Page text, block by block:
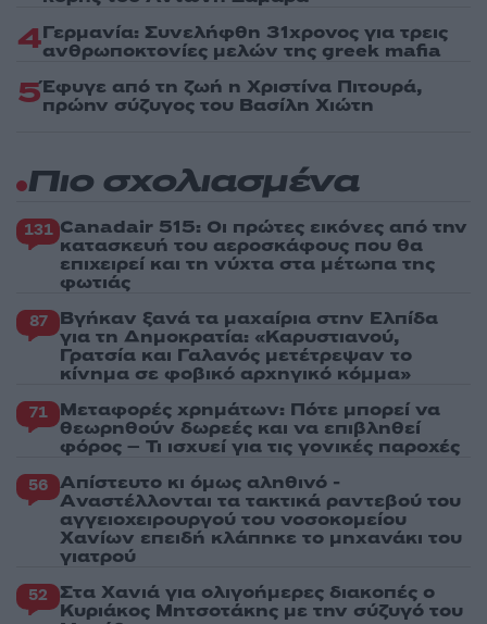
4Γερμανία: Συνελήφθη 31χρονος για τρεις
ανθρωποκτονίες μελών της greek mafia
5Έφυγε από τη ζωή η Χριστίνα Πιτουρά,
πρώην σύζυγος του Βασίλη Χιώτη
Πιο σχολιασμένα
131 Canadair 515: Οι πρώτες εικόνες από την
κατασκευή του αεροσκάφους που θα
επιχειρεί και τη νύχτα στα μέτωπα της
φωτιάς
87 Βγήκαν ξανά τα μαχαίρια στην Ελπίδα
για τη Δημοκρατία: «Καρυστιανού,
Γρατσία και Γαλανός μετέτρεψαν το
κίνημα σε φοβικό αρχηγικό κόμμα»
71 Μεταφορές χρημάτων: Πότε μπορεί να
θεωρηθούν δωρεές και να επιβληθεί
φόρος – Τι ισχυεί για τις γονικές παροχές
56 Απίστευτο κι όμως αληθινό -
Aναστέλλονται τα τακτικά ραντεβού του
αγγειοχειρουργού του νοσοκομείου
Χανίων επειδή κλάπηκε το μηχανάκι του
γιατρού
52 Στα Χανιά για ολιγοήμερες διακοπές ο
Κυριάκος Μητσοτάκης με την σύζυγό του